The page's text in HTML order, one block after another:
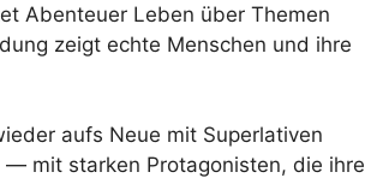
Abenteuer Leben über Themen
zeigt echte Menschen und ihre
aufs Neue mit Superlativen
— mit starken Protagonisten, die ihre